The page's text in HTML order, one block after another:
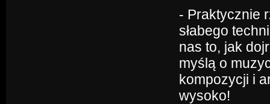
- Praktycznie
słabego
nas to, jak
myślą o
kompozycji i
wysoko!